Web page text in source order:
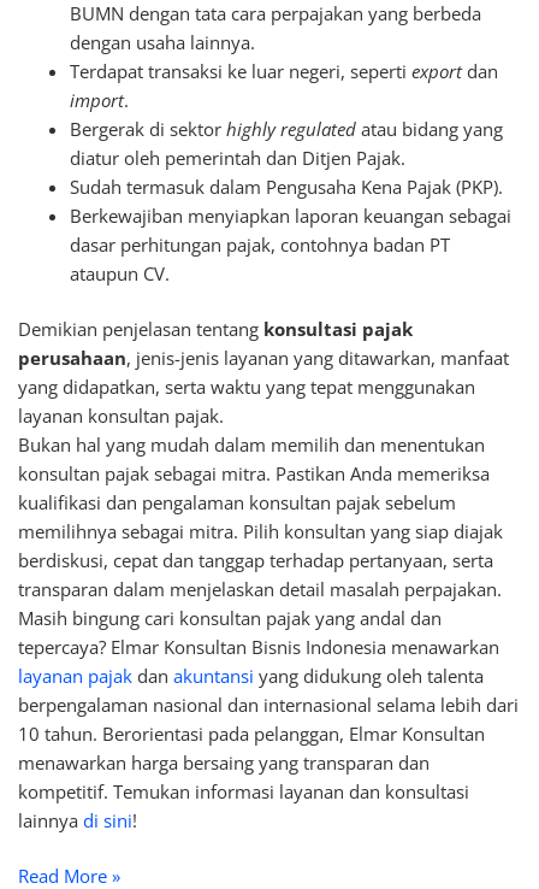
BUMN dengan tata cara perpajakan yang berbeda
dengan usaha lainnya.
Terdapat transaksi ke luar negeri, sepertiexport dan
import.
Bergerak di sektorhighly regulated atau bidang yang
diatur oleh pemerintah dan Ditjen Pajak.
Sudah termasuk dalam Pengusaha Kena Pajak (PKP).
Berkewajiban menyiapkan laporan keuangan sebagai
dasar perhitungan pajak, contohnya badan PT
ataupun CV.
Demikian penjelasan tentang konsultasi pajak
perusahaan, jenis-jenis layanan yang ditawarkan, manfaat
yang didapatkan, serta waktu yang tepat menggunakan
layanan konsultan pajak.
Bukan hal yang mudah dalam memilih dan menentukan
konsultan pajak sebagai mitra. Pastikan Anda memeriksa
kualifikasi dan pengalaman konsultan pajak sebelum
memilihnya sebagai mitra. Pilih konsultan yang siap diajak
berdiskusi, cepat dan tanggap terhadap pertanyaan, serta
transparan dalam menjelaskan detail masalah perpajakan.
Masih bingung cari konsultan pajak yang andal dan
tepercaya? Elmar Konsultan Bisnis Indonesia menawarkan
layanan pajakdan akuntansi yang didukung oleh talenta
berpengalaman nasional dan internasional selama lebih dari
10 tahun. Berorientasi pada pelanggan, Elmar Konsultan
menawarkan harga bersaing yang transparan dan
kompetitif. Temukan informasi layanan dan konsultasi
lainnya di sini!
Read More »